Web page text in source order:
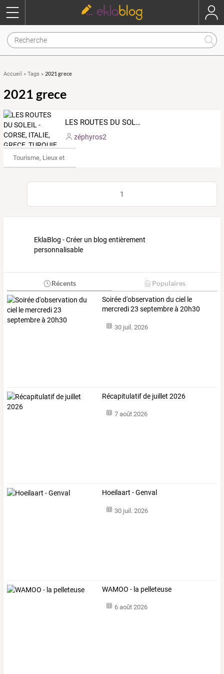
Accueil » Tags » 2021 grece
2021 grece
LES ROUTES DU SOLEIL - CORSE, ITALIE, GRECE, TURQUIE - Carnet de voyage à bord d'un voilier en Méditerranée
zéphyros2
Tourisme, Lieux et Événements
1
EklaBlog - Créer un blog entièrement
personnalisable
Récents Populaires
Soirée d'observation du ciel le
mercredi 23 septembre à 20h30
30 juil. 2026
Récapitulatif de juillet 2026
7 août 2026
Hoeilaart - Genval
30 juil. 2026
WAMOO - la pelleteuse
6 août 2026